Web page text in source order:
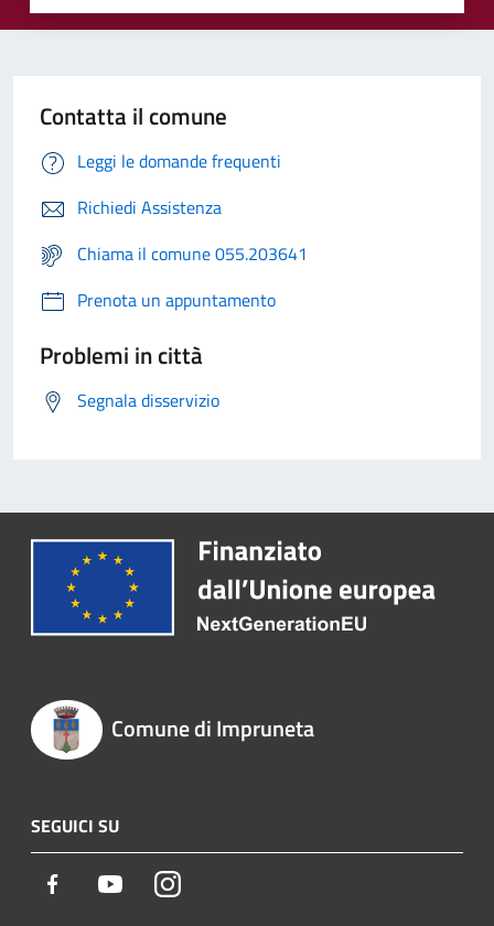
Contatta il comune
Leggi le domande frequenti
Richiedi Assistenza
Chiama il comune 055.203641
Prenota un appuntamento
Problemi in città
Segnala disservizio
Comune di Impruneta
SEGUICI SU
Facebook YoutubeInstagram